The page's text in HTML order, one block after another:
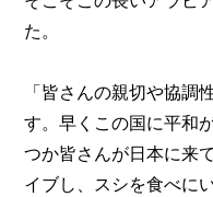
た。
「皆さんの親切や協調
す。早くこの国に平和
つか皆さんが日本に来
イブし、スシを食べに